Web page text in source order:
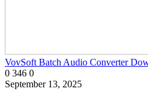
VovSoft Batch Audio Converter
0 346 0
September 13, 2025